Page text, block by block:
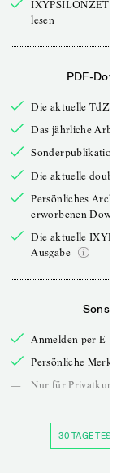
lesen
PDF-
Die aktuelle TdZ-
Das jährliche
Die aktuelle
Persönliches
erworbenen
Die aktuelle
Ausgabe
Anmelden per E-
Persönliche
—
Nur für
30 TAGE